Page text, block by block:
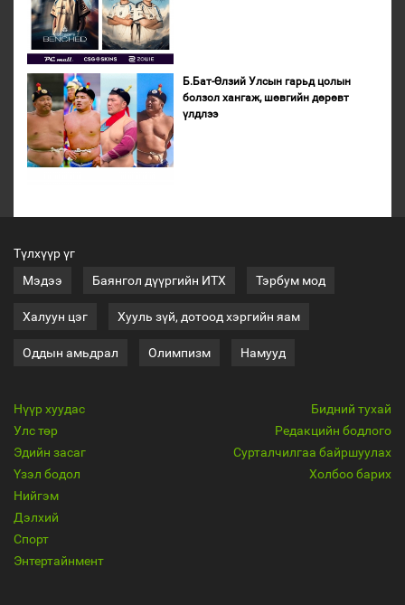
Б.Бат-Өлзий Улсын гарьд цолын
болзол хангаж, шөвгийн дөрөвт
үлдлээ
Түлхүүр үг
Мэдээ
Баянгол дүүргийн ИТХ Тэрбум мод
Халуун цэг Хууль зүй, дотоод хэргийн яам
Оддын амьдрал Олимпизм Намууд
Нүүр хуудас
Улс төр
Эдийн засаг
Үзэл бодол
Нийгэм
Дэлхий
Спорт
Энтертайнмент
Бидний тухай
Редакцийн бодлого
Сурталчилгаа байршуулах
Холбоо барих